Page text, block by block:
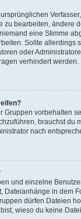
bearbeiten, ändere
eine Stimme
Sollte allerdings
oder
verhindert werden.
Gruppen vorbehalten
brauchst du
nach
und einzelne
in dem
dürfen Dateien
wieso du keine